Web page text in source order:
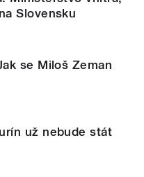
Slovensku
se Miloš Zeman
už nebude stát